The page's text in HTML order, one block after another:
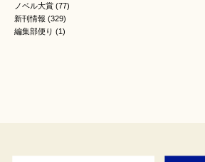
ノベル大賞 (77)
新刊情報 (329)
編集部便り (1)